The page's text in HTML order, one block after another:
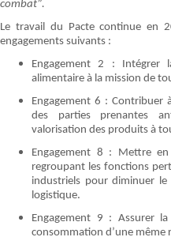
combat”.
Le travail du Pacte continue en
engagements suivants :
Engagement 2 : Intégrer
alimentaire à la mission de
Engagement 6 : Contribuer
des parties prenantes
valorisation des produits à
Engagement 8 : Mettre
regroupant les fonctions
industriels pour diminuer le
logistique.
Engagement 9 : Assurer
consommation d’une même